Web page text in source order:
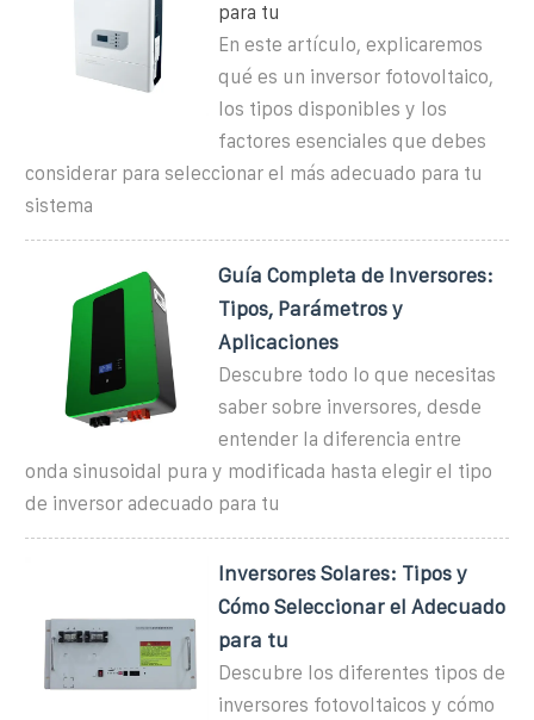
para tu
En este artículo, explicaremos
qué es un inversor fotovoltaico,
los tipos disponibles y los
factores esenciales que debes
considerar para seleccionar el más adecuado para tu
sistema
Guía Completa de Inversores:
Tipos, Parámetros y
Aplicaciones
Descubre todo lo que necesitas
saber sobre inversores, desde
entender la diferencia entre
onda sinusoidal pura y modificada hasta elegir el tipo
de inversor adecuado para tu
Inversores Solares: Tipos y
Cómo Seleccionar el Adecuado
para tu
Descubre los diferentes tipos de
inversores fotovoltaicos y cómo